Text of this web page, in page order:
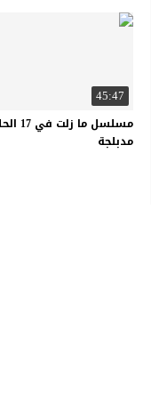
45:47
مسلسل ما زلت في 17 الحلقة 47
مدبلجة